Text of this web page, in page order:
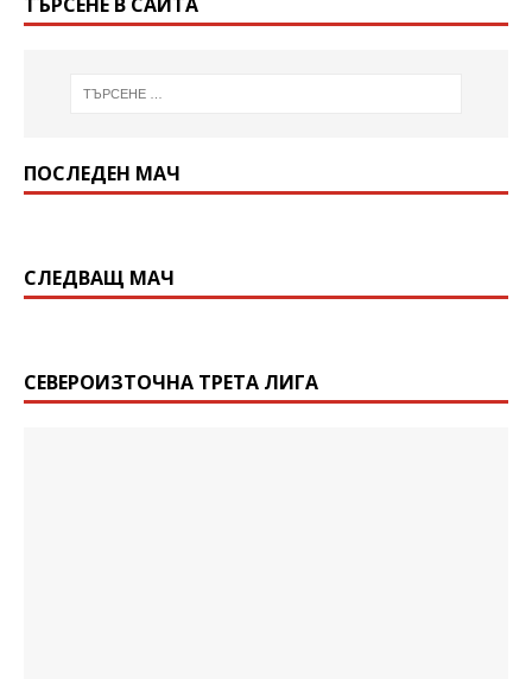
ПОСЛЕДЕН МАЧ
СЛЕДВАЩ МАЧ
СЕВЕРОИЗТОЧНА ТРЕТА ЛИГА